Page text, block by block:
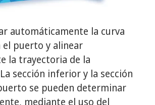
automáticamente la curva
puerto y alinear
la trayectoria de la
sección inferior y la sección
se pueden determinar
mediante el uso del